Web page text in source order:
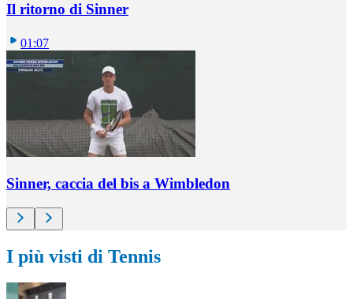
Il ritorno di Sinner
01:07
Sinner, caccia del bis a Wimbledon
I più visti di Tennis